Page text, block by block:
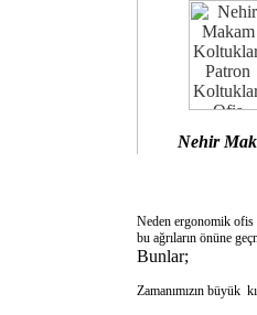
Nehir
Neden ergonomik
bu ağrıların önüne
Bunlar;
Zamanımızın büyük